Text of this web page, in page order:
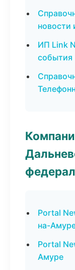
новости
ИП Link
события
Portal
на-
Portal
Амуре